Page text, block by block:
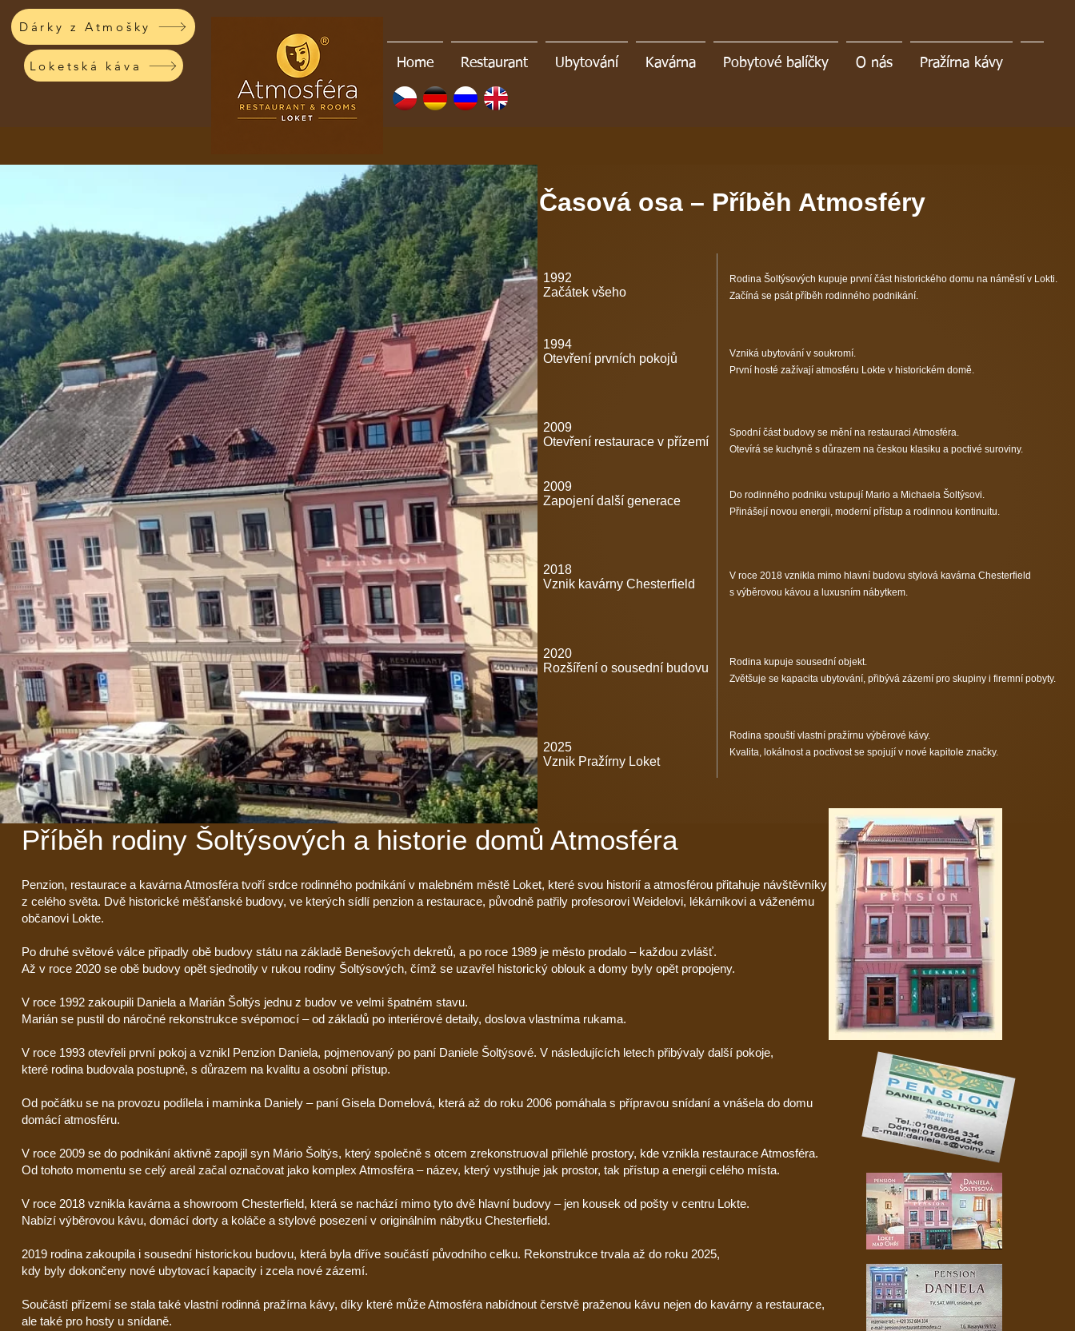
Dárky z Atmošky
Home Restaurant Ubytování Kavárna Pobytové balíčky O nás Pražírna kávy
Časová osa – Příběh Atmosféry
1992
Začátek všeho
1994
Otevření prvních pokojů
2009
Otevření restaurace v přízemí
2009
Zapojení další generace
2018
Vznik kavárny Chesterfield
2020
Rozšíření o sousední budovu
2025
Vznik Pražírny Loket
Rodina Šoltýsových kupuje první část historického domu na náměstí v Lokti.
Začíná se psát příběh rodinného podnikání.
Vzniká ubytování v soukromí.
První hosté zažívají atmosféru Lokte v historickém domě.
Spodní část budovy se mění na restauraci Atmosféra.
Otevírá se kuchyně s důrazem na českou klasiku a poctivé suroviny.
Do rodinného podniku vstupují Mario a Michaela Šoltýsovi.
Přinášejí novou energii, moderní přístup a rodinnou kontinuitu.
V roce 2018 vznikla mimo hlavní budovu stylová kavárna Chesterfield
s výběrovou kávou a luxusním nábytkem.
Rodina kupuje sousední objekt.
Zvětšuje se kapacita ubytování, přibývá zázemí pro skupiny i firemní pobyty.
Rodina spouští vlastní pražírnu výběrové kávy.
Kvalita, lokálnost a poctivost se spojují v nové kapitole značky.
Příběh rodiny Šoltýsových a historie domů Atmosféra
Penzion, restaurace a kavárna Atmosféra tvoří srdce rodinného podnikání v malebném městě Loket, které svou historií a atmosférou přitahuje návštěvníky
z celého světa. Dvě historické měšťanské budovy, ve kterých sídlí penzion a restaurace, původně patřily profesorovi Weidelovi, lékárníkovi a váženému
občanovi Lokte.
Po druhé světové válce připadly obě budovy státu na základě Benešových dekretů, a po roce 1989 je město prodalo – každou zvlášť.
Až v roce 2020 se obě budovy opět sjednotily v rukou rodiny Šoltýsových, čímž se uzavřel historický oblouk a domy byly opět propojeny.
V roce 1992 zakoupili Daniela a Marián Šoltýs jednu z budov ve velmi špatném stavu.
Marián se pustil do náročné rekonstrukce svépomocí – od základů po interiérové detaily, doslova vlastníma rukama.
V roce 1993 otevřeli první pokoj a vznikl Penzion Daniela, pojmenovaný po paní Daniele Šoltýsové. V následujících letech přibývaly další pokoje,
které rodina budovala postupně, s důrazem na kvalitu a osobní přístup.
Od počátku se na provozu podílela i maminka Daniely – paní Gisela Domelová, která až do roku 2006 pomáhala s přípravou snídaní a vnášela do domu
domácí atmosféru.
V roce 2009 se do podnikání aktivně zapojil syn Mário Šoltýs, který společně s otcem zrekonstruoval přilehlé prostory, kde vznikla restaurace Atmosféra.
Od tohoto momentu se celý areál začal označovat jako komplex Atmosféra – název, který vystihuje jak prostor, tak přístup a energii celého místa.
V roce 2018 vznikla kavárna a showroom Chesterfield, která se nachází mimo tyto dvě hlavní budovy – jen kousek od pošty v centru Lokte.
Nabízí výběrovou kávu, domácí dorty a koláče a stylové posezení v originálním nábytku Chesterfield.
2019 rodina zakoupila i sousední historickou budovu, která byla dříve součástí původního celku. Rekonstrukce trvala až do roku 2025,
kdy byly dokončeny nové ubytovací kapacity i zcela nové zázemí.
Součástí přízemí se stala také vlastní rodinná pražírna kávy, díky které může Atmosféra nabídnout čerstvě praženou kávu nejen do kavárny a restaurace,
ale také pro hosty u snídaně.
Loketská káva